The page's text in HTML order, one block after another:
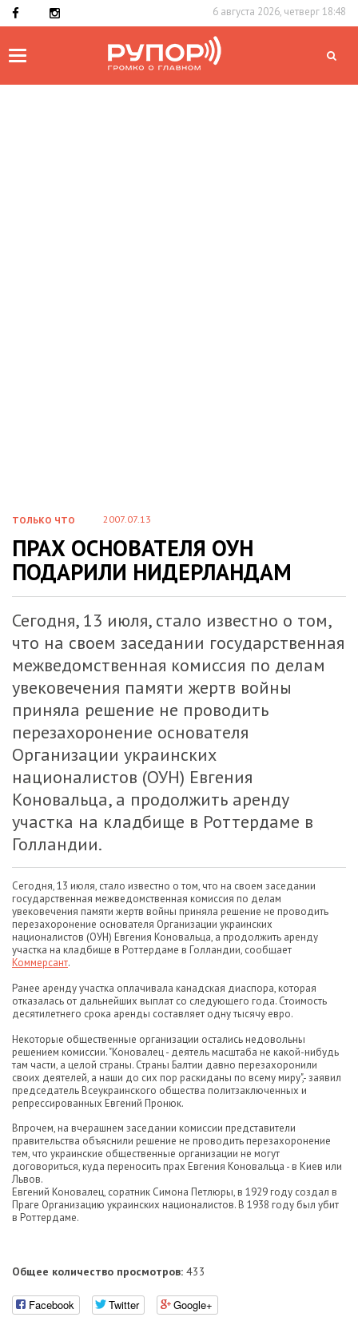
6 августа 2026, четверг 18:48
Toggle
ТОЛЬКО ЧТО 2007.07.13
ПРАХ ОСНОВАТЕЛЯ ОУН
ПОДАРИЛИ НИДЕРЛАНДАМ
Сегодня, 13 июля, стало известно о том,
что на своем заседании государственная
межведомственная комиссия по делам
увековечения памяти жертв войны
приняла решение не проводить
перезахоронение основателя
Организации украинских
националистов (ОУН) Евгения
Коновальца, а продолжить аренду
участка на кладбище в Роттердаме в
Голландии.
Сегодня, 13 июля, стало известно о том, что на своем заседании
государственная межведомственная комиссия по делам
увековечения памяти жертв войны приняла решение не проводить
перезахоронение основателя Организации украинских
националистов (ОУН) Евгения Коновальца, а продолжить аренду
участка на кладбище в Роттердаме в Голландии, сообщает
Коммерсант.
Ранее аренду участка оплачивала канадская диаспора, которая
отказалась от дальнейших выплат со следующего года. Стоимость
десятилетнего срока аренды составляет одну тысячу евро.
Некоторые общественные организации остались недовольны
решением комиссии. "Коновалец - деятель масштаба не какой-нибудь
там части, а целой страны. Страны Балтии давно перезахоронили
своих деятелей, а наши до сих пор раскиданы по всему миру",- заявил
председатель Всеукраинского общества политзаключенных и
репрессированных Евгений Пронюк.
Впрочем, на вчерашнем заседании комиссии представители
правительства объяснили решение не проводить перезахоронение
тем, что украинские общественные организации не могут
договориться, куда переносить прах Евгения Коновальца - в Киев или
Львов.
Евгений Коновалец, соратник Симона Петлюры, в 1929 году создал в
Праге Организацию украинских националистов. В 1938 году был убит
в Роттердаме.
Общее количество просмотров: 433
Facebook Twitter Google+